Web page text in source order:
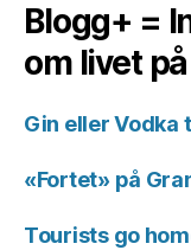
Blogg+ =
om livet
Gin eller Vodka
«Fortet» på
Tourists go